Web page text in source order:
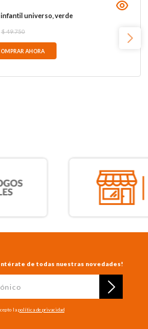
universo, verde
$49.750
AHORA
de todas nuestras novedades!
lapolítica de privacidad